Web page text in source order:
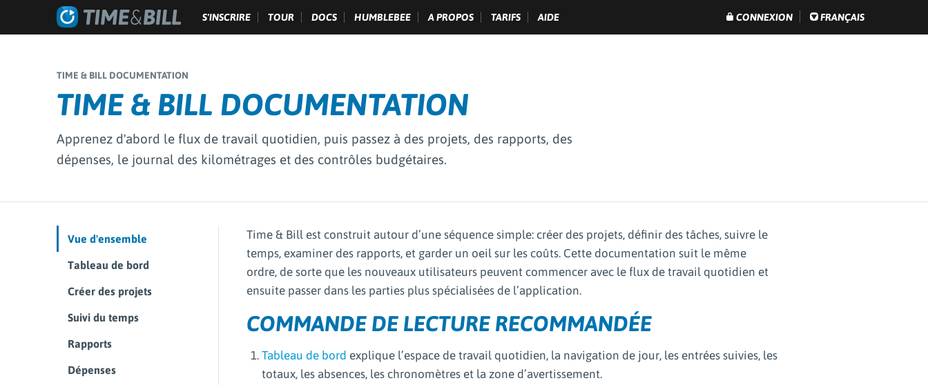
S'INSCRIRE TOUR DOCS HUMBLEBEE A PROPOS TARIFS AIDE CONNEXION FRANÇAIS
TIME & BILL DOCUMENTATION
TIME & BILL DOCUMENTATION
Apprenez d'abord le flux de travail quotidien, puis passez à des projets, des rapports, des
dépenses, le journal des kilométrages et des contrôles budgétaires.
Vue d'ensemble
Tableau de bord
Créer des projets
Suivi du temps
Rapports
Dépenses
Time & Bill est construit autour d’une séquence simple: créer des projets, définir des tâches, suivre le
temps, examiner des rapports, et garder un oeil sur les coûts. Cette documentation suit le même
ordre, de sorte que les nouveaux utilisateurs peuvent commencer avec le flux de travail quotidien et
ensuite passer dans les parties plus spécialisées de l’application.
COMMANDE DE LECTURE RECOMMANDÉE
Tableau de bord explique l’espace de travail quotidien, la navigation de jour, les entrées suivies, les
totaux, les absences, les chronomètres et la zone d’avertissement.